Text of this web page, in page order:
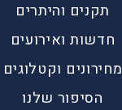
תקנים והיתרים
חדשות ואירועים
מחירונים וקטלוגים
הסיפור שלנו